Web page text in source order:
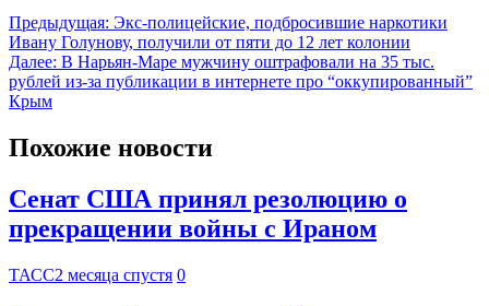
Предыдущая: Экс-полицейские, подбросившие наркотики
Ивану Голунову, получили от пяти до 12 лет колонии
Далее: В Нарьян-Маре мужчину оштрафовали на 35 тыс.
рублей из-за публикации в интернете про “оккупированный”
Крым
Похожие новости
Сенат США принял резолюцию о
прекращении войны с Ираном
ТАСС2 месяца спустя 0